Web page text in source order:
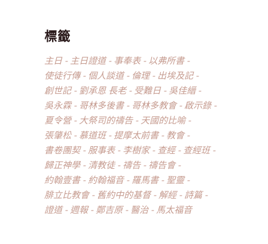
標籤
主日 主日證道 事奉表
以弗所書
使徒行傳
個人談道 倫理
出埃及記
創世記
劉承恩 長老 受難日
吳佳縉
吳永霖
哥林多後書 哥林多教會
啟示錄
夏令營
大祭司的禱告
天國的比喻
張肇松
慕道班 提摩太前書
教會
書卷團契
服事表 李樹家 查經
查經班
歸正神學
清教徒 禱告
禱告會
約翰壹書
約翰福音 羅馬書
聖靈
腓立比教會
舊約中的基督 解經
詩篇
證道
週報 鄭吉原 醫治 馬太福音